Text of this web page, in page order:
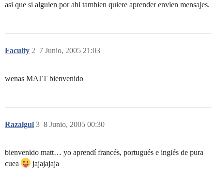
asi que si alguien por ahi tambien quiere aprender envien mensajes.
Faculty 7 Junio, 2005 21:03
2
wenas MATT bienvenido
Razalgul 8 Junio, 2005 00:30
3
bienvenido matt… yo aprendí francés, portugués e inglés de pura
cuea
jajajajaja